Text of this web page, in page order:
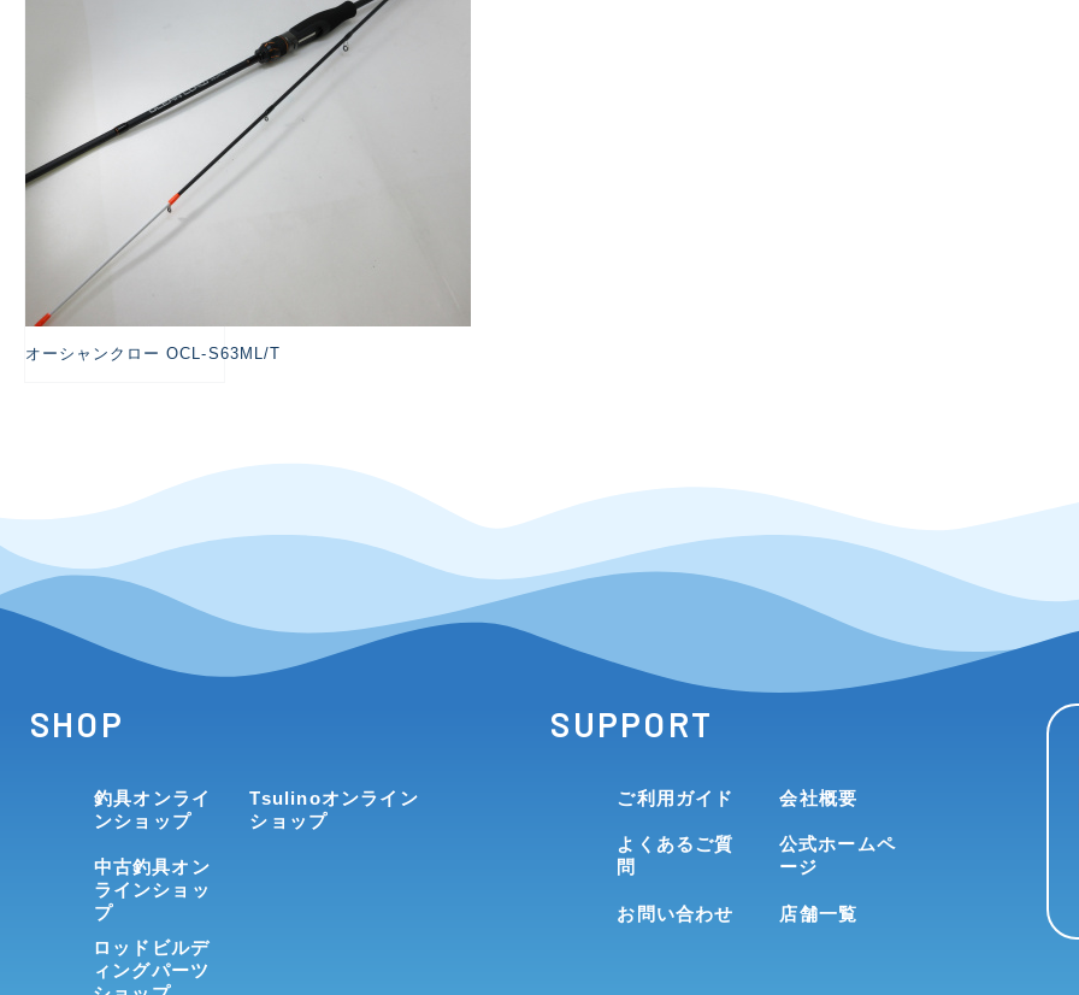
オーシャンクロー OCL-S63ML/T
SHOP
釣具オンライ
ンショップ
中古釣具オン
ラインショッ
プ
ロッドビルデ
ィングパーツ
Tsulinoオンライン
ショップ
SUPPORT
ご利用ガイド
よくあるご質
問
お問い合わせ
会社概要
公式ホームペ
ージ
店舗一覧